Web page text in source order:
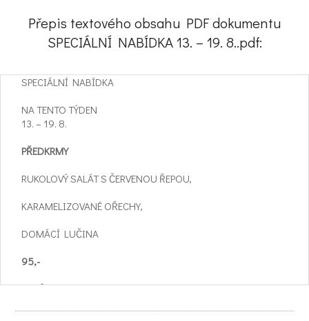
Přepis textového obsahu PDF dokumentu
SPECIÁLNÍ NABÍDKA 13. – 19. 8..pdf:
SPECIÁLNÍ NABÍDKA
NA TENTO TÝDEN
13. – 19. 8.
PŘEDKRMY
RUKOLOVÝ SALÁT S ČERVENOU ŘEPOU,
KARAMELIZOVANÉ OŘECHY,
DOMÁCÍ LUČINA
95,-
POLÉVKA